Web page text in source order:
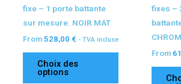
fixe – 1 porte battante
sur mesure. NOIR MAT
From 528,00 € - TVA incluse
Choix des
options
du
fixes –
From